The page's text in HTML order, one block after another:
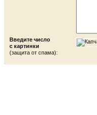
Введите число
с картинки
(защита от спама):